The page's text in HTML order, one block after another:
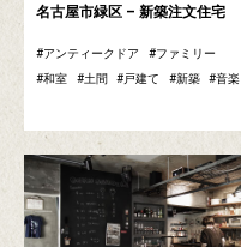
名古屋市緑区 – 新築注文住宅
アンティークドア
ファミリー
和室
土間 戸建て 新築 音楽